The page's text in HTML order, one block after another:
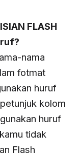
FLASH
nama
fotmat
huruf
kolom
huruf
tidak
Flash